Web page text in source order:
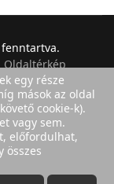
Oldaltérkép
Felhasználók
egy része
mások az oldal
cookie-k).
vagy sem.
előfordulhat,
összes